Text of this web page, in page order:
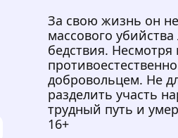
За свою жизнь он
массового
бедствия. Несмотря
добровольцем. Не
разделить участь
трудный путь и
16+